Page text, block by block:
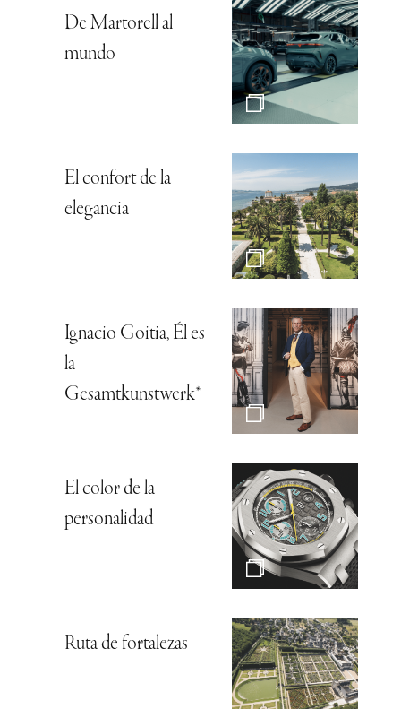
De Martorell al
mundo
El confort de la
elegancia
Ignacio Goitia, Él es
la
Gesamtkunstwerk*
El color de la
personalidad
Ruta de fortalezas